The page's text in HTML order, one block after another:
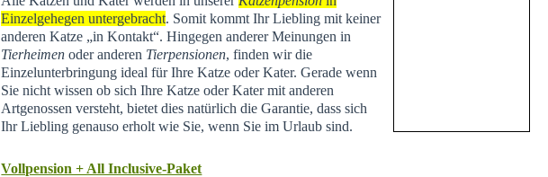
Einzelgehegen untergebracht. Somit kommt Ihr Liebling mit keiner
anderen Katze „in Kontakt“. Hingegen anderer Meinungen in
Tierheimen oder anderen Tierpensionen, finden wir die
Einzelunterbringung ideal für Ihre Katze oder Kater. Gerade wenn
Sie nicht wissen ob sich Ihre Katze oder Kater mit anderen
Artgenossen versteht, bietet dies natürlich die Garantie, dass sich
Ihr Liebling genauso erholt wie Sie, wenn Sie im Urlaub sind.
Vollpension + All Inclusive-Paket